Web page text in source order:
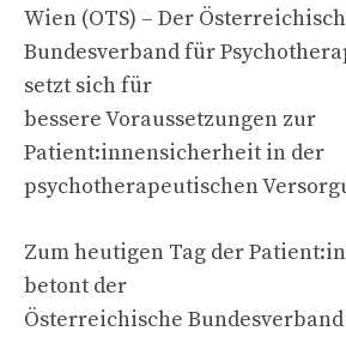
Wien (OTS) – Der
Bundesverband für
setzt sich für
bessere Voraussetzungen zur
Patient:innensicherheit in der
psychotherapeutischen
Zum heutigen Tag der
betont der
Österreichische